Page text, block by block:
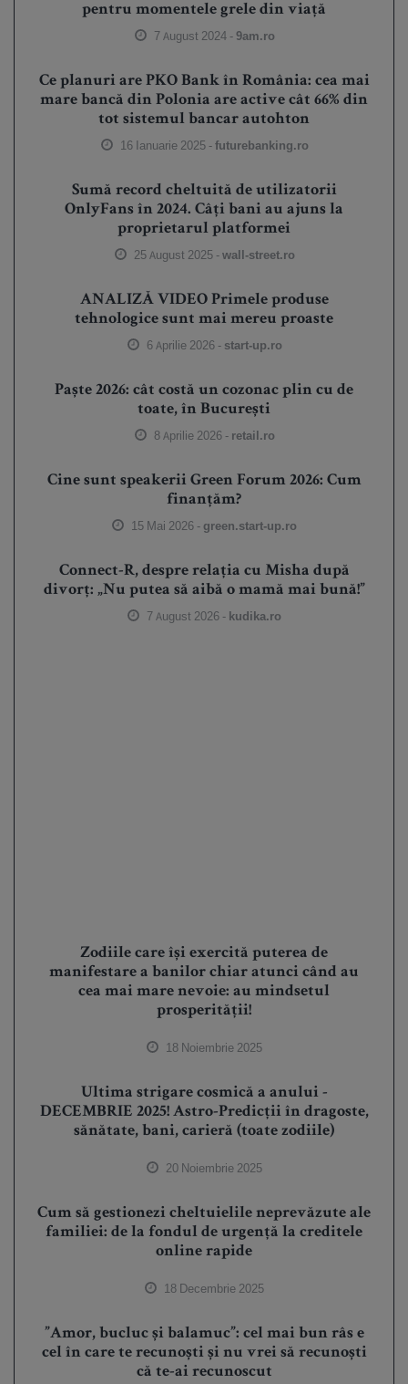
pentru momentele grele din viață
7 August 2024 -9am.ro
Ce planuri are PKO Bank în România: cea mai
mare bancă din Polonia are active cât 66% din
tot sistemul bancar autohton
16 Ianuarie 2025 -futurebanking.ro
Sumă record cheltuită de utilizatorii
OnlyFans în 2024. Câți bani au ajuns la
proprietarul platformei
25 August 2025 -wall-street.ro
ANALIZĂ VIDEO Primele produse
tehnologice sunt mai mereu proaste
6 Aprilie 2026 - start-up.ro
Paște 2026: cât costă un cozonac plin cu de
toate, în București
8 Aprilie 2026 - retail.ro
Cine sunt speakerii Green Forum 2026: Cum
finanțăm?
15 Mai 2026 - green.start-up.ro
Connect-R, despre relația cu Misha după
divorț: „Nu putea să aibă o mamă mai bună!”
7 August 2026 - kudika.ro
Zodiile care își exercită puterea de
manifestare a banilor chiar atunci când au
cea mai mare nevoie: au mindsetul
prosperității!
18 Noiembrie 2025
Ultima strigare cosmică a anului -
DECEMBRIE 2025! Astro-Predicții în dragoste,
sănătate, bani, carieră (toate zodiile)
20 Noiembrie 2025
Cum să gestionezi cheltuielile neprevăzute ale
familiei: de la fondul de urgență la creditele
online rapide
18 Decembrie 2025
”Amor, bucluc și balamuc”: cel mai bun râs e
cel în care te recunoști și nu vrei să recunoști
că te-ai recunoscut